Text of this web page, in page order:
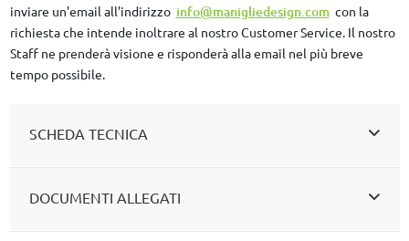
inviare un'email all'indirizzo info@manigliedesign.com con la
richiesta che intende inoltrare al nostro Customer Service. Il nostro
Staff ne prenderà visione e risponderà alla email nel più breve
tempo possibile.
SCHEDA TECNICA
DOCUMENTI ALLEGATI